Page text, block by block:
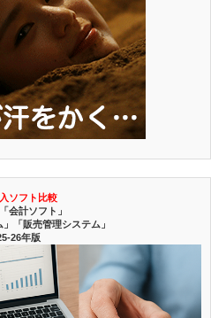
ソフト比較
会計ソフト」
」「販売管理システム」
26年版